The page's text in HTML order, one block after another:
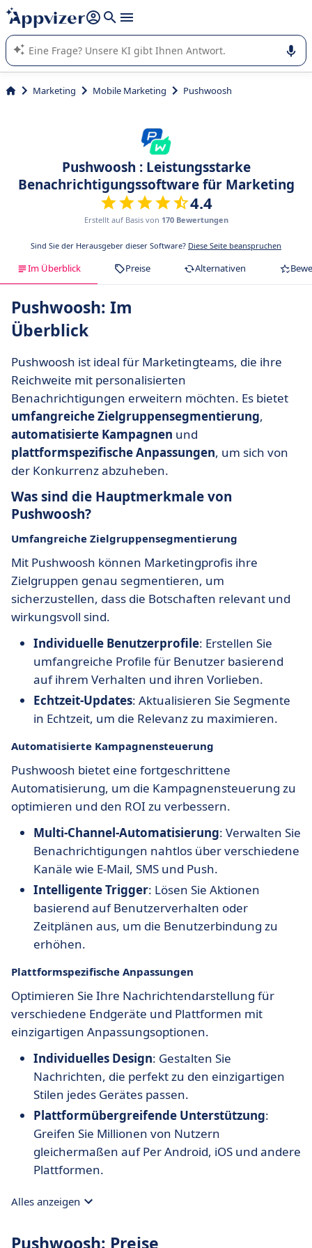
beantworten (mehrere Zeilen mit
Die KI von Appvizer führt Sie bei der Nutzung oder Auswahl
von SaaS-Software in Unternehmen.
Marketing Mobile Marketing Pushwoosh
Pushwoosh : Leistungsstarke
Benachrichtigungssoftware für Marketing
4.4
Erstellt auf Basis von 170 Bewertungen
Sind Sie der Herausgeber dieser Software? Diese Seite beanspruchen
Im Überblick Preise Alternativen
Pushwoosh: Im
Überblick
Pushwoosh ist ideal für Marketingteams, die ihre
Reichweite mit personalisierten
Benachrichtigungen erweitern möchten. Es bietet
umfangreiche Zielgruppensegmentierung,
automatisierte Kampagnen und
plattformspezifische Anpassungen, um sich von
der Konkurrenz abzuheben.
Was sind die Hauptmerkmale von
Pushwoosh?
Umfangreiche Zielgruppensegmentierung
Mit Pushwoosh können Marketingprofis ihre
Zielgruppen genau segmentieren, um
sicherzustellen, dass die Botschaften relevant und
wirkungsvoll sind.
Individuelle Benutzerprofile: Erstellen Sie
umfangreiche Profile für Benutzer basierend
auf ihrem Verhalten und ihren Vorlieben.
Echtzeit-Updates: Aktualisieren Sie Segmente
in Echtzeit, um die Relevanz zu maximieren.
Automatisierte Kampagnensteuerung
Pushwoosh bietet eine fortgeschrittene
Automatisierung, um die Kampagnensteuerung zu
optimieren und den ROI zu verbessern.
Multi-Channel-Automatisierung: Verwalten Sie
Benachrichtigungen nahtlos über verschiedene
Kanäle wie E-Mail, SMS und Push.
Intelligente Trigger: Lösen Sie Aktionen
basierend auf Benutzerverhalten oder
Zeitplänen aus, um die Benutzerbindung zu
erhöhen.
Plattformspezifische Anpassungen
Optimieren Sie Ihre Nachrichtendarstellung für
verschiedene Endgeräte und Plattformen mit
einzigartigen Anpassungsoptionen.
Individuelles Design: Gestalten Sie
Nachrichten, die perfekt zu den einzigartigen
Stilen jedes Gerätes passen.
Plattformübergreifende Unterstützung:
Greifen Sie Millionen von Nutzern
gleichermaßen auf Per Android, iOS und andere
Plattformen.
Alles anzeigen
Pushwoosh: Preise